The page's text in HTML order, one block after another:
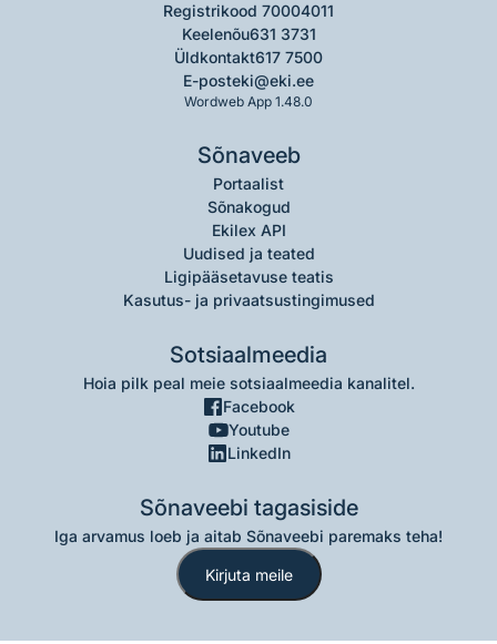
Registrikood 70004011
Keelenõu631 3731
Üldkontakt617 7500
E-posteki@eki.ee
Wordweb App 1.48.0
Sõnaveeb
Portaalist
Sõnakogud
Ekilex API
Uudised ja teated
Ligipääsetavuse teatis
Kasutus- ja privaatsustingimused
Sotsiaalmeedia
Hoia pilk peal meie sotsiaalmeedia kanalitel.
Facebook
Youtube
LinkedIn
Sõnaveebi tagasiside
Iga arvamus loeb ja aitab Sõnaveebi paremaks teha!
Kirjuta meile